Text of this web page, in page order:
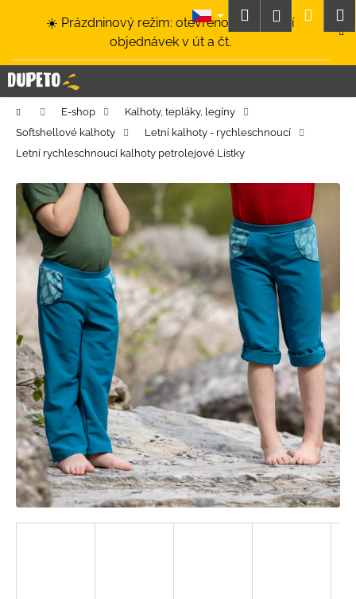
☀️ Prázdninový režim: otevřeno a odesílání
objednávek v út a čt.
HledatPřihlášení
Domů E-shop
Kalhoty, tepláky, legíny
Softshellové kalhoty
Letní kalhoty - rychleschnoucí
Letní rychleschnoucí kalhoty petrolejové Lístky
í
k C
o
p
o
ř
e
b
u
e
e
n
a
j
í
t
?